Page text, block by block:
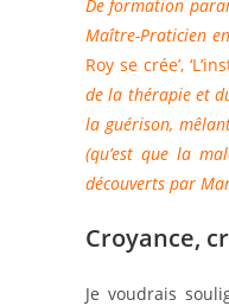
De formation
Maître-Praticien
Roy se crée’,
de la thérapie et
la guérison,
(qu’est que la
découverts par
Croyance,
Je voudrais